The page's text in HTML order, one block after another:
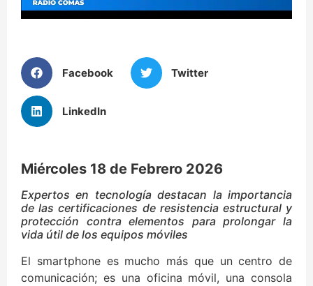
Facebook Twitter
LinkedIn
Miércoles 18 de Febrero 2026
Expertos en tecnología destacan la importancia
de las certificaciones de resistencia estructural y
protección contra elementos para prolongar la
vida útil de los equipos móviles
El smartphone es mucho más que un centro de
comunicación; es una oficina móvil, una consola